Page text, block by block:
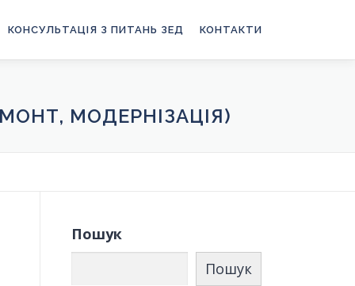
КОНСУЛЬТАЦІЯ З ПИТАНЬ ЗЕД КОНТАКТИ
МОДЕРНІЗАЦІЯ)
Пошук
Пошук